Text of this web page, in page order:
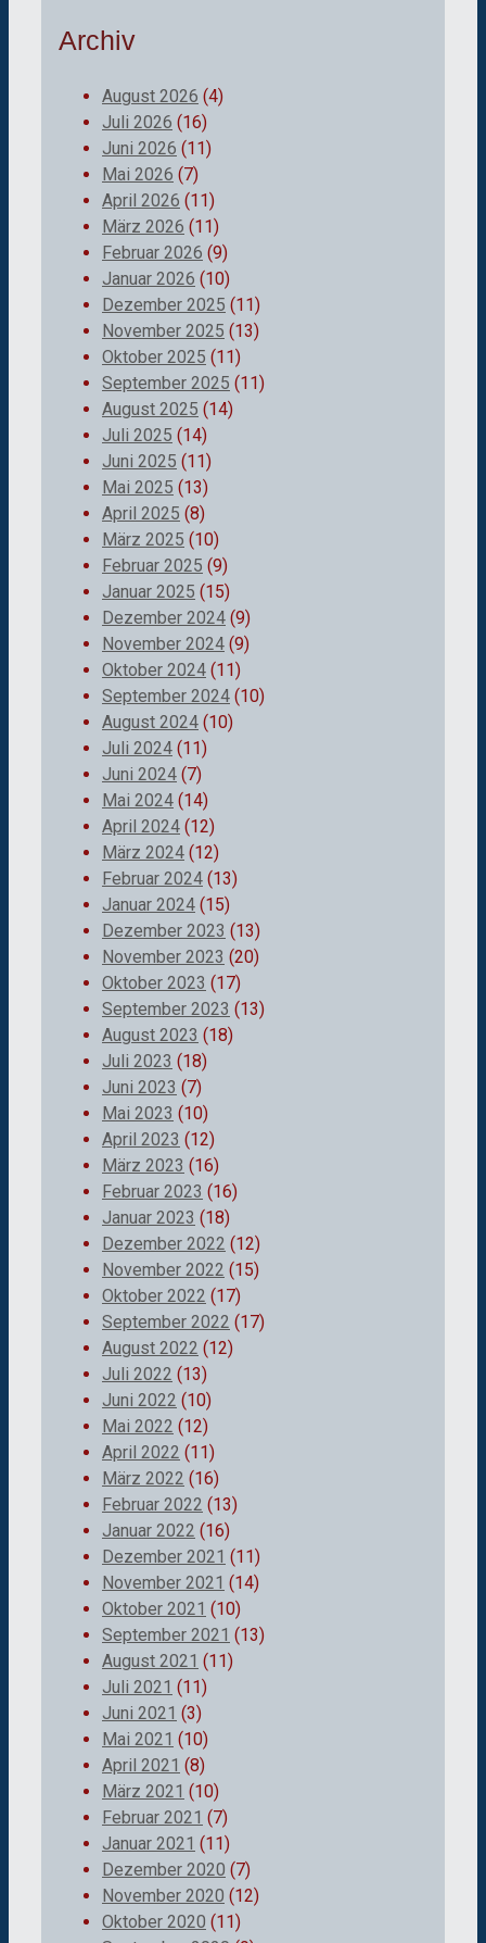
Archiv
August 2026 (4)
Juli 2026 (16)
Juni 2026 (11)
Mai 2026 (7)
April 2026 (11)
März 2026 (11)
Februar 2026 (9)
Januar 2026 (10)
Dezember 2025 (11)
November 2025 (13)
Oktober 2025 (11)
September 2025 (11)
August 2025 (14)
Juli 2025 (14)
Juni 2025 (11)
Mai 2025 (13)
April 2025 (8)
März 2025 (10)
Februar 2025 (9)
Januar 2025 (15)
Dezember 2024 (9)
November 2024 (9)
Oktober 2024 (11)
September 2024 (10)
August 2024 (10)
Juli 2024 (11)
Juni 2024 (7)
Mai 2024 (14)
April 2024 (12)
März 2024 (12)
Februar 2024 (13)
Januar 2024 (15)
Dezember 2023 (13)
November 2023 (20)
Oktober 2023 (17)
September 2023 (13)
August 2023 (18)
Juli 2023 (18)
Juni 2023 (7)
Mai 2023 (10)
April 2023 (12)
März 2023 (16)
Februar 2023 (16)
Januar 2023 (18)
Dezember 2022 (12)
November 2022 (15)
Oktober 2022 (17)
September 2022 (17)
August 2022 (12)
Juli 2022 (13)
Juni 2022 (10)
Mai 2022 (12)
April 2022 (11)
März 2022 (16)
Februar 2022 (13)
Januar 2022 (16)
Dezember 2021 (11)
November 2021 (14)
Oktober 2021 (10)
September 2021 (13)
August 2021 (11)
Juli 2021 (11)
Juni 2021 (3)
Mai 2021 (10)
April 2021 (8)
März 2021 (10)
Februar 2021 (7)
Januar 2021 (11)
Dezember 2020 (7)
November 2020 (12)
Oktober 2020 (11)